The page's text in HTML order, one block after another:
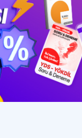
Eğitim
Blog
YDS -